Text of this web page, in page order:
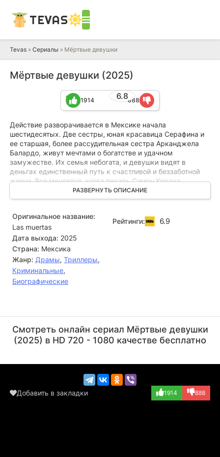
TEVAS
Tevas » Сериалы » Мёртвые девушки
Мёртвые девушки (2025)
6.8
1914 888
Действие разворачивается в Мексике начала
шестидесятых. Две сестры, юная красавица Серафина и
ее старшая, более рассудительная сестра Арканджела
Балардо, живут мечтами о богатстве и удачном
замужестве. Их семья небогата, и девушки видят в
деньгах единственный путь к счастливой и беззаботной
жизни. Все меняется, когда пекарь Симон Корона
обращает внимание на прелести младшей сестры.
Серафина легко соглашается на отношения, и их первая
возвращается снова и снова. Но однажды он объявляет,
что их роману конец. Не желая мириться с таким
поворотом, Серафина решается на отчаянный шаг — убить
своего возлюбленного.
РАЗВЕРНУТЬ ОПИСАНИЕ
Оригинальное название:
Las muertas
Дата выхода: 2025
Страна: Мексика
Жанр: Драмы, Триллеры,
Криминальные,
Биографические
Рейтинги: 6.9
(Capitán Bedoya)
(Agente MP.)
Смотреть онлайн сериал Мёртвые девушки
(2025) в HD 720 - 1080 качестве бесплатно
Добавить в закладки 1914 888